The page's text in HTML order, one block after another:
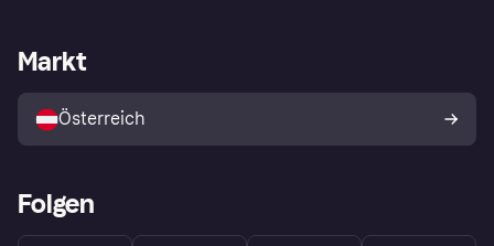
Shops entdecken
Händlerportal
Markt
Österreich
Folgen